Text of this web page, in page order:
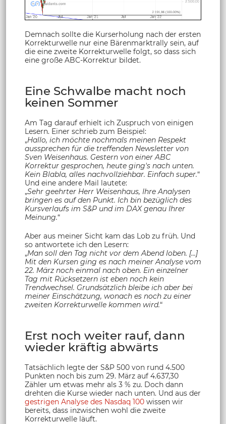
Demnach sollte die Kurserholung nach der ersten
Korrekturwelle nur eine Bärenmarktrally sein, auf
die eine zweite Korrekturwelle folgt, so dass sich
eine große ABC-Korrektur bildet.
Eine Schwalbe macht noch
keinen Sommer
Am Tag darauf erhielt ich Zuspruch von einigen
Lesern. Einer schrieb zum Beispiel:
„Hallo, ich möchte nochmals meinen Respekt
aussprechen für die treffenden Newsletter von
Sven Weisenhaus. Gestern von einer ABC
Korrektur gesprochen, heute ging's nach unten.
Kein Blabla, alles nachvollziehbar. Einfach super.“
Und eine andere Mail lautete:
„Sehr geehrter Herr Weisenhaus, Ihre Analysen
bringen es auf den Punkt. Ich bin bezüglich des
Kursverlaufs im S&P und im DAX genau Ihrer
Meinung.“
Aber aus meiner Sicht kam das Lob zu früh. Und
so antwortete ich den Lesern:
„Man soll den Tag nicht vor dem Abend loben. […]
Mit den Kursen ging es nach meiner Analyse vom
22. März noch einmal nach oben. Ein einzelner
Tag mit Rücksetzern ist eben noch kein
Trendwechsel. Grundsätzlich bleibe ich aber bei
meiner Einschätzung, wonach es noch zu einer
zweiten Korrekturwelle kommen wird.“
Erst noch weiter rauf, dann
wieder kräftig abwärts
Tatsächlich legte der S&P 500 von rund 4.500
Punkten noch bis zum 29. März auf 4.637,30
Zähler um etwas mehr als 3 % zu. Doch dann
drehten die Kurse wieder nach unten. Und aus der
gestrigen Analyse des Nasdaq 100 wissen wir
bereits, dass inzwischen wohl die zweite
Korrekturwelle läuft.